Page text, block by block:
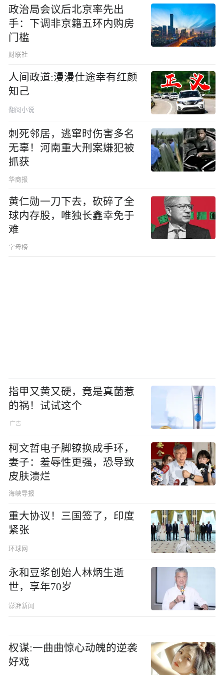
政治局会议后北京率先出
手：下调非京籍五环内购房
门槛
财联社
人间政道:漫漫仕途幸有红颜
知己
翻阅小说
刺死邻居，逃窜时伤害多名
无辜！河南重大刑案嫌犯被
抓获
华商报
黄仁勋一刀下去，砍碎了全
球内存股，唯独长鑫幸免于
难
字母榜
指甲又黄又硬，竟是真菌惹
的祸！试试这个
柯文哲电子脚镣换成手环，
妻子：羞辱性更强，恐导致
皮肤溃烂
海峡导报
重大协议！三国签了，印度
紧张
环球网
永和豆浆创始人林炳生逝
世，享年70岁
澎湃新闻
权谋:一曲曲惊心动魄的逆袭
好戏